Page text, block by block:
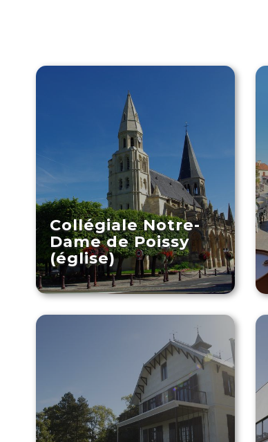
Collégiale Notre-
Dame de Poissy
(église)